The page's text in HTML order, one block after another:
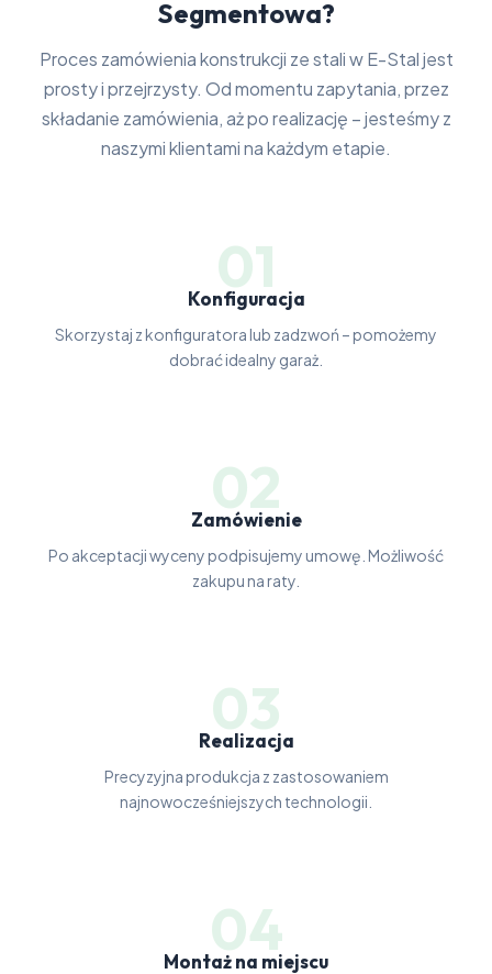
Segmentowa?
Proces zamówienia konstrukcji ze stali w E-Stal jest
prosty i przejrzysty. Od momentu zapytania, przez
składanie zamówienia, aż po realizację – jesteśmy z
naszymi klientami na każdym etapie.
01
Konfiguracja
Skorzystaj z konfiguratora lub zadzwoń – pomożemy
dobrać idealny garaż.
02
Zamówienie
Po akceptacji wyceny podpisujemy umowę. Możliwość
zakupu na raty.
03
Realizacja
Precyzyjna produkcja z zastosowaniem
najnowocześniejszych technologii.
04
Montaż na miejscu